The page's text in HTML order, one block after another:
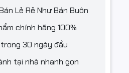
Lẻ Rẻ Như Bán Buôn
chính hãng 100%
trong 30 ngày đầu
tại nhà nhanh gọn